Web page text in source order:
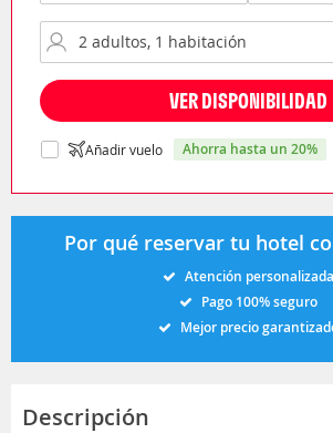
VER DISPONIBILIDAD
Añadir vuelo ahorra hasta un 20%
Por qué reservar tu hotel
Atención personalizada
Pago 100% seguro
Mejor precio
Descripción